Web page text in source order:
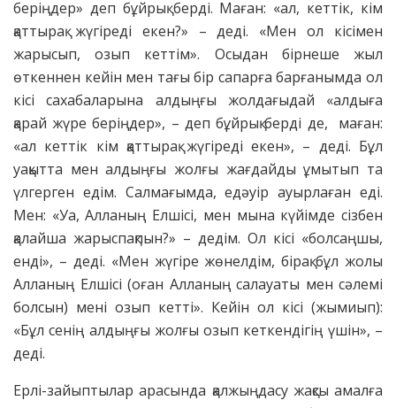
беріңдер» деп бұйрық берді. Маған: «ал, кеттік, кім
қаттырақ жүгіреді екен?» – деді. «Мен ол кісімен
жарысып, озып кеттім». Осыдан бірнеше жыл
өткеннен кейін мен тағы бір сапарға барғанымда ол
кісі сахабаларына алдыңғы жолдағыдай «алдыға
қарай жүре беріңдер», – деп бұйрық берді де, маған:
«ал кеттік кім қаттырақ жүгіреді екен», – деді. Бұл
уақытта мен алдыңғы жолғы жағдайды ұмытып та
үлгерген едім. Салмағымда, едәуір ауырлаған еді.
Мен: «Уа, Алланың Елшісі, мен мына күйімде сізбен
қалайша жарыспақпын?» – дедім. Ол кісі «болсаңшы,
енді», – деді. «Мен жүгіре жөнелдім, бірақ бұл жолы
Алланың Елшісі (оған Алланың салауаты мен сәлемі
болсын) мені озып кетті». Кейін ол кісі (жымиып):
«Бұл сенің алдыңғы жолғы озып кеткендігің үшін», –
деді.
Ерлі-зайыптылар арасында қалжыңдасу жақсы амалға